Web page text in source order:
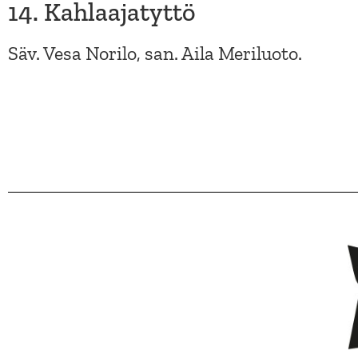
14. Kahlaajatyttö
Säv. Vesa Norilo, san. Aila Meriluoto.